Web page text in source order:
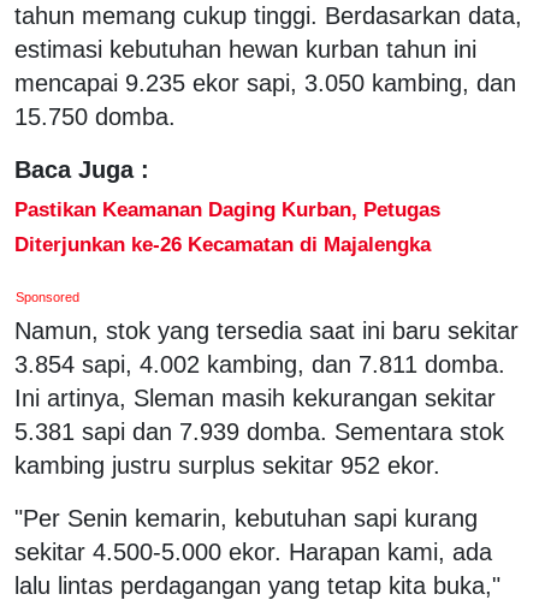
tahun memang cukup tinggi. Berdasarkan data,
estimasi kebutuhan hewan kurban tahun ini
mencapai 9.235 ekor sapi, 3.050 kambing, dan
15.750 domba.
Baca Juga :
Pastikan Keamanan Daging Kurban, Petugas
Diterjunkan ke-26 Kecamatan di Majalengka
Sponsored
Namun, stok yang tersedia saat ini baru sekitar
3.854 sapi, 4.002 kambing, dan 7.811 domba.
Ini artinya, Sleman masih kekurangan sekitar
5.381 sapi dan 7.939 domba. Sementara stok
kambing justru surplus sekitar 952 ekor.
"Per Senin kemarin, kebutuhan sapi kurang
sekitar 4.500-5.000 ekor. Harapan kami, ada
lalu lintas perdagangan yang tetap kita buka,"